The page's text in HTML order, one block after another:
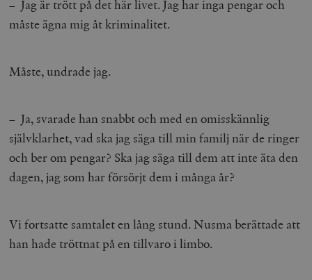
– Jag är trött på det här livet. Jag har inga pengar och
måste ägna mig åt kriminalitet.
Måste, undrade jag.
– Ja, svarade han snabbt och med en omisskännlig
självklarhet, vad ska jag säga till min familj när de ringer
och ber om pengar? Ska jag säga till dem att inte äta den
dagen, jag som har försörjt dem i många år?
Vi fortsatte samtalet en lång stund. Nusma berättade att
han hade tröttnat på en tillvaro i limbo.